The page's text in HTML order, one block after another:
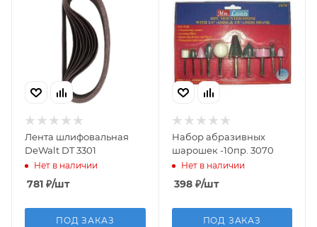
Лента шлифовальная
DeWalt DT 3301
Нет в наличии
781 ₽/шт
ПОД ЗАКАЗ
Набор абразивных
шарошек -10пр. 3070
Нет в наличии
398₽/шт
ПОД ЗАКАЗ